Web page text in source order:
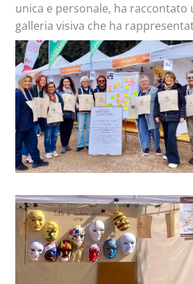
unica e personale, ha raccontato
galleria visiva che ha